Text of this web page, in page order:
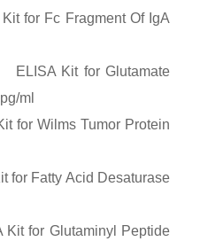
for Fc Fragment Of IgA
Kit for Glutamate
ml
Wilms Tumor Protein
Fatty Acid Desaturase
for Glutaminyl Peptide